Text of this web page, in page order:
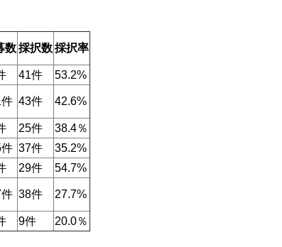
数採択数採択率
41件 53.2%
43件 42.6%
25件 38.4％
37件
35.2%
29件 54.7%
38件 27.7%
9件 20.0％